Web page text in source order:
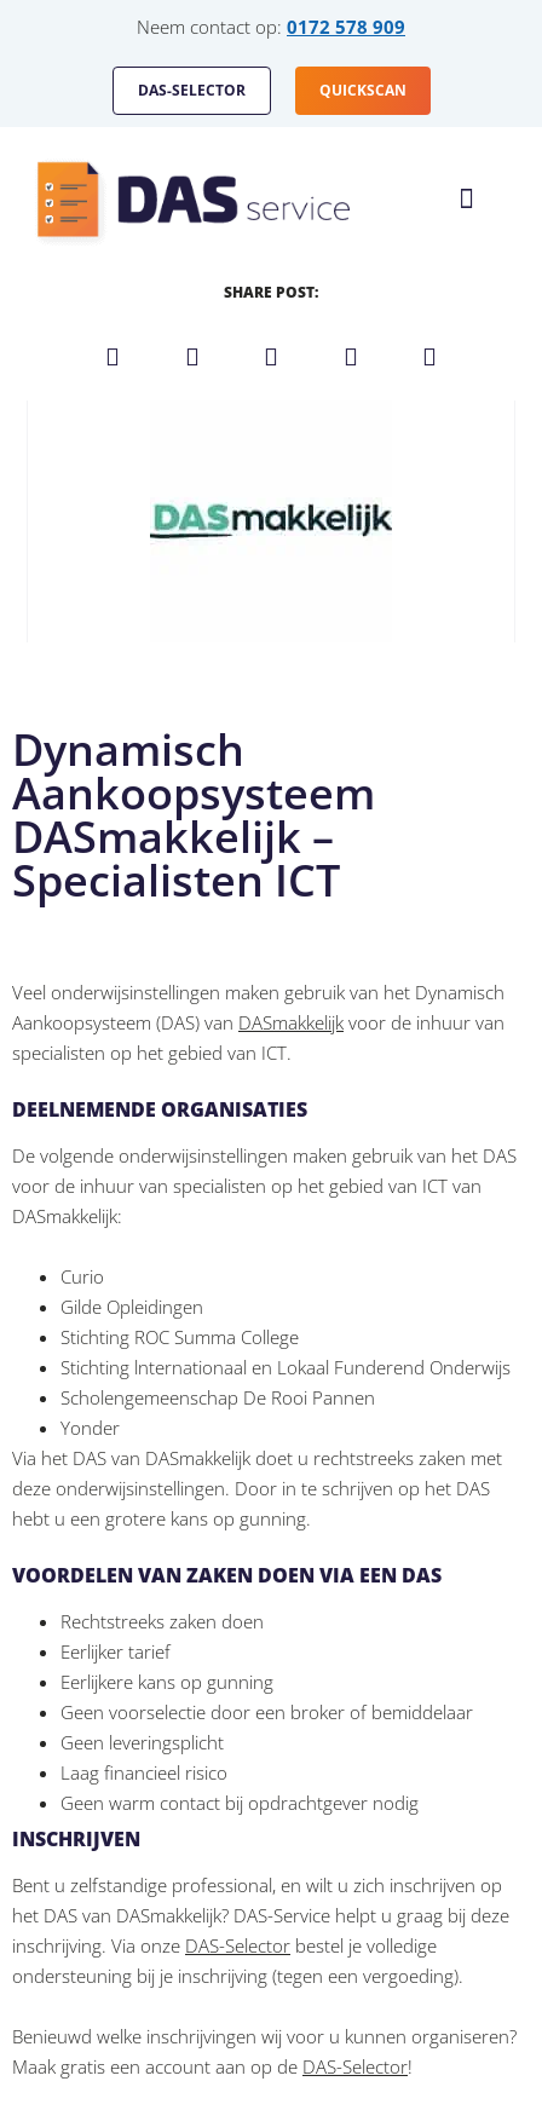
Neem contact op: 0172 578 909
DAS-SELECTOR QUICKSCAN
SHARE POST:
Dynamisch
Aankoopsysteem
DASmakkelijk –
Specialisten ICT
Veel onderwijsinstellingen maken gebruik van het Dynamisch
Aankoopsysteem (DAS) van DASmakkelijk voor de inhuur van
specialisten op het gebied van ICT.
DEELNEMENDE ORGANISATIES
De volgende onderwijsinstellingen maken gebruik van het DAS
voor de inhuur van specialisten op het gebied van ICT van
DASmakkelijk:
Curio
Gilde Opleidingen
Stichting ROC Summa College
Stichting lnternationaal en Lokaal Funderend Onderwijs
Scholengemeenschap De Rooi Pannen
Yonder
Via het DAS van DASmakkelijk doet u rechtstreeks zaken met
deze onderwijsinstellingen. Door in te schrijven op het DAS
hebt u een grotere kans op gunning.
VOORDELEN VAN ZAKEN DOEN VIA EEN DAS
Rechtstreeks zaken doen
Eerlijker tarief
Eerlijkere kans op gunning
Geen voorselectie door een broker of bemiddelaar
Geen leveringsplicht
Laag financieel risico
Geen warm contact bij opdrachtgever nodig
INSCHRIJVEN
Bent u zelfstandige professional, en wilt u zich inschrijven op
het DAS van DASmakkelijk? DAS-Service helpt u graag bij deze
inschrijving. Via onze DAS-Selector bestel je volledige
ondersteuning bij je inschrijving (tegen een vergoeding).
Benieuwd welke inschrijvingen wij voor u kunnen organiseren?
Maak gratis een account aan op de DAS-Selector!